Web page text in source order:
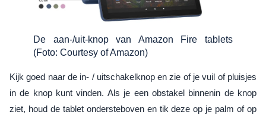
De aan-/uit-knop van Amazon Fire tablets
(Foto: Courtesy of Amazon)
Kijk goed naar de in- / uitschakelknop en zie of je vuil of pluisjes
in de knop kunt vinden. Als je een obstakel binnenin de knop
ziet, houd de tablet ondersteboven en tik deze op je palm of op